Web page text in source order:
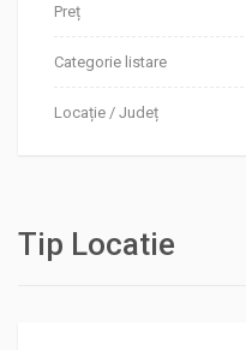
Preț
Categorie listare
Locație / Județ
Tip Locatie